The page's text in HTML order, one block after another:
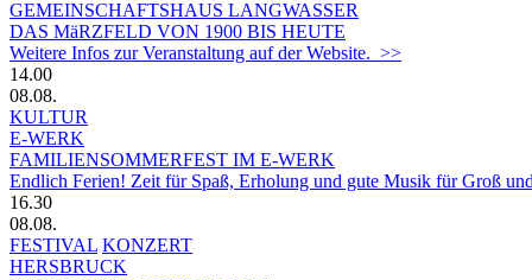
GEMEINSCHAFTSHAUS LANGWASSER
DAS MäRZFELD VON 1900 BIS HEUTE
Weitere Infos zur Veranstaltung auf der Website. >>
14.00
08.08.
KULTUR
E-WERK
FAMILIENSOMMERFEST IM E-WERK
Endlich Ferien! Zeit für Spaß, Erholung und gute Musik für Groß
16.30
08.08.
FESTIVAL KONZERT
HERSBRUCK